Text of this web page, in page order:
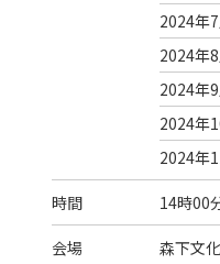
2024年
2024年
2024年
2024年
2024年
時間 14時00
会場 森下文